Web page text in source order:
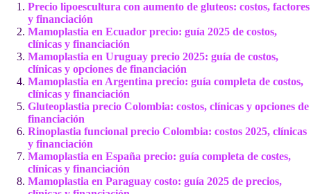
Precio lipoescultura con aumento de gluteos: costos, factores
y financiación
Mamoplastia en Ecuador precio: guía 2025 de costos,
clínicas y financiación
Mamoplastia en Uruguay precio 2025: guía de costos,
clínicas y opciones de financiación
Mamoplastia en Argentina precio: guía completa de costos,
clínicas y financiación
Gluteoplastia precio Colombia: costos, clínicas y opciones de
financiación
Rinoplastia funcional precio Colombia: costos 2025, clínicas
y financiación
Mamoplastia en España precio: guía completa de costes,
clínicas y financiación
Mamoplastia en Paraguay costo: guía 2025 de precios,